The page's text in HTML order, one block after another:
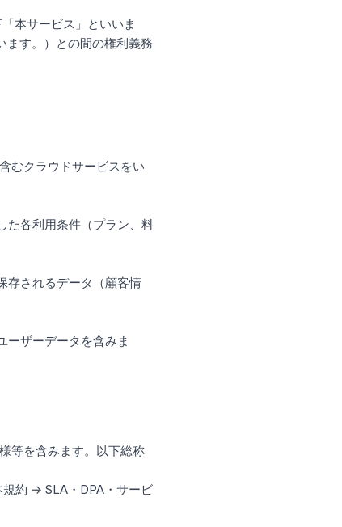
本サービス」といいま
ます。）との間の権利義務
むクラウドサービスをい
た各利用条件（プラン、料
存されるデータ（顧客情
ーザーデータを含みま
等を含みます。以下総称
約 → SLA・DPA・サービ